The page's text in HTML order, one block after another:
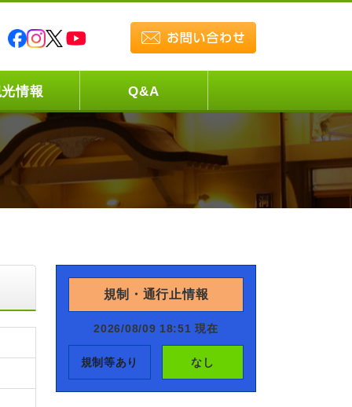
情報 Q&A
規制・通行止情報
2026/08/09 18:51 現在
規制等あり なし